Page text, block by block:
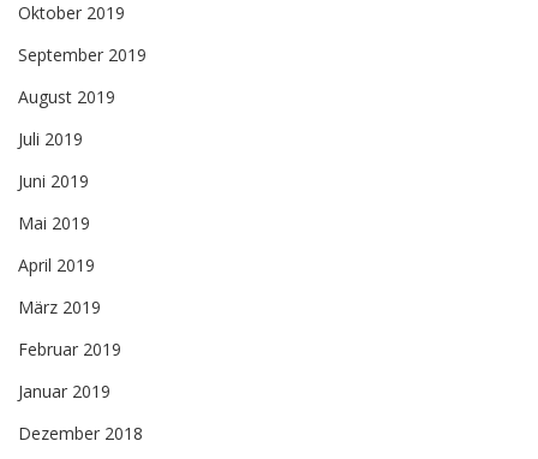
Oktober 2019
September 2019
August 2019
Juli 2019
Juni 2019
Mai 2019
April 2019
März 2019
Februar 2019
Januar 2019
Dezember 2018